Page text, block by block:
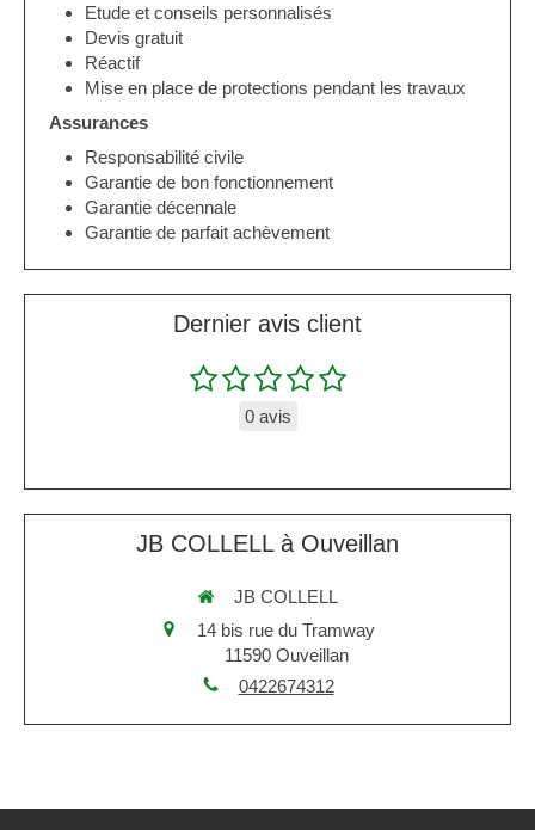
Etude et conseils personnalisés
Devis gratuit
Réactif
Mise en place de protections pendant les travaux
Assurances
Responsabilité civile
Garantie de bon fonctionnement
Garantie décennale
Garantie de parfait achèvement
Dernier avis client
0 avis
JB COLLELL à Ouveillan
JB COLLELL
14 bis rue du Tramway
11590 Ouveillan
0422674312